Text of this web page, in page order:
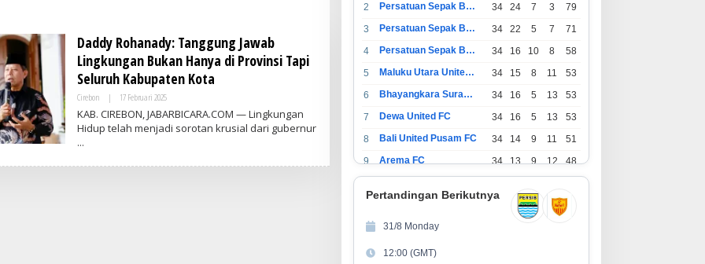
Daddy Rohanady: Tanggung Jawab
Lingkungan Bukan Hanya di Provinsi Tapi
Seluruh Kabupaten Kota
Cirebon | 17 Februari 2025O
L
E
H
M
KAB. CIREBON, JABARBICARA.COM — Lingkungan
Hidup telah menjadi sorotan krusial dari gubernur
2
Persatuan Sepak Bola Indonesia Bandung 34 24 7 3
79
3
Persatuan Sepak Bola Indonesia Jakarta 34 22 5 7
71
4
Persatuan Sepak Bola Surabaya 34 16 10 8
58
5
Maluku Utara United FC 34 15 8 11
53
6
Bhayangkara Surabaya United 34 16 5 13
53
7
Dewa United FC 34 16 5 13
53
8
Bali United Pusam FC 34 14 9 11
51
9
Arema FC 34 13 9 12
48
0
1
11 12 11
2
Pertandingan Berikutnya
31/8 Monday
12:00 (GMT)